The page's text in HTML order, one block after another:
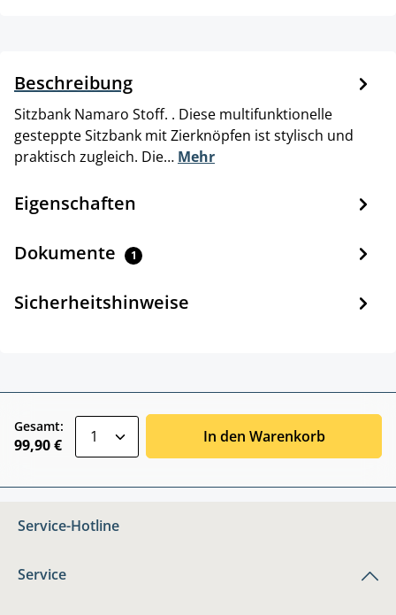
Beschreibung
Sitzbank Namaro Stoff. . Diese multifunktionelle
gesteppte Sitzbank mit Zierknöpfen ist stylisch und
praktisch zugleich. Die… Mehr
Eigenschaften
Dokumente 1
Sicherheitshinweise
Gesamt:
99,90 € In den Warenkorb
Service-Hotline
Service